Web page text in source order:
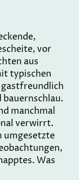
vor
aus
typischen
manchmal
verwirrt.
umgesetzte
Was